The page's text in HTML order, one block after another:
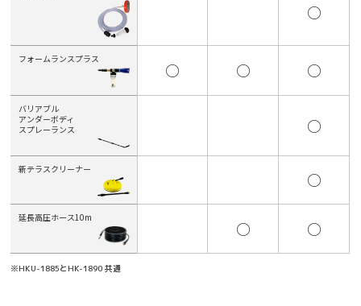
○
フォームランスプラス
○ ○ ○
バリアブル
アンダーボディ
スプレーランス
○
新テラスクリーナー
○
延長高圧ホース10m
○ ○
※HKU-1885とHK-1890 共通